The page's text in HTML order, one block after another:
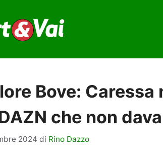
Bove:
che non
2024 di Rino Dazzo